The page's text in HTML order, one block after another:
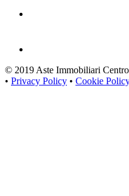
© 2019 Aste Immobiliari
• Privacy Policy • Cookie